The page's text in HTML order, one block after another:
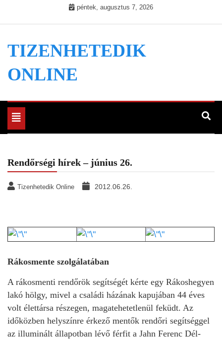
péntek, augusztus 7, 2026
TIZENHETEDIK
ONLINE
Toggle
navigation
Rendőrségi hírek – június 26.
Tizenhetedik Online 2012.06.26.
Rákosmente szolgálatában
A rákosmenti rendőrök segítségét kérte egy Rákoshegyen
lakó hölgy, mivel a családi házának kapujában 44 éves
volt élettársa részegen, magatehetetlenül feküdt. Az
időközben helyszínre érkező mentők rendőri segítséggel
az illuminált állapotban lévő férfit a Jahn Ferenc Dél-